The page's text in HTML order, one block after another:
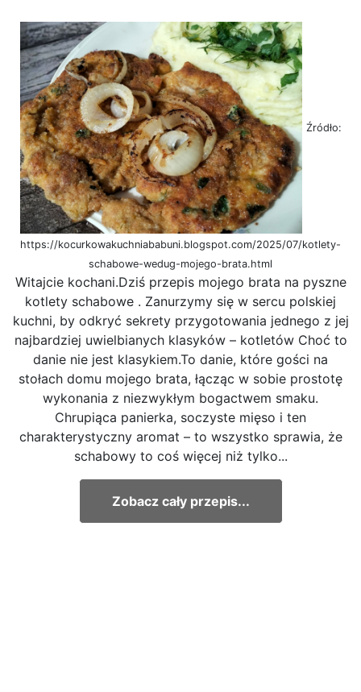
Źródło:
https://kocurkowakuchniababuni.blogspot.com/2025/07/kotlety-
schabowe-wedug-mojego-brata.html
Witajcie kochani.Dziś przepis mojego brata na pyszne
kotlety schabowe . Zanurzymy się w sercu polskiej
kuchni, by odkryć sekrety przygotowania jednego z jej
najbardziej uwielbianych klasyków – kotletów Choć to
danie nie jest klasykiem.To danie, które gości na
stołach domu mojego brata, łącząc w sobie prostotę
wykonania z niezwykłym bogactwem smaku.
Chrupiąca panierka, soczyste mięso i ten
charakterystyczny aromat – to wszystko sprawia, że
schabowy to coś więcej niż tylko...
Zobacz cały przepis...